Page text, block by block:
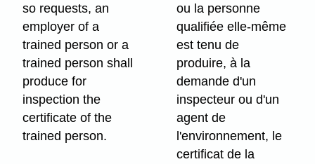
so requests, an
employer of a
trained person or a
trained person shall
produce for
inspection the
certificate of the
trained person.
ou la personne
qualifiée elle-même
est tenu de
produire, à la
demande d'un
inspecteur ou d'un
agent de
l'environnement, le
certificat de la